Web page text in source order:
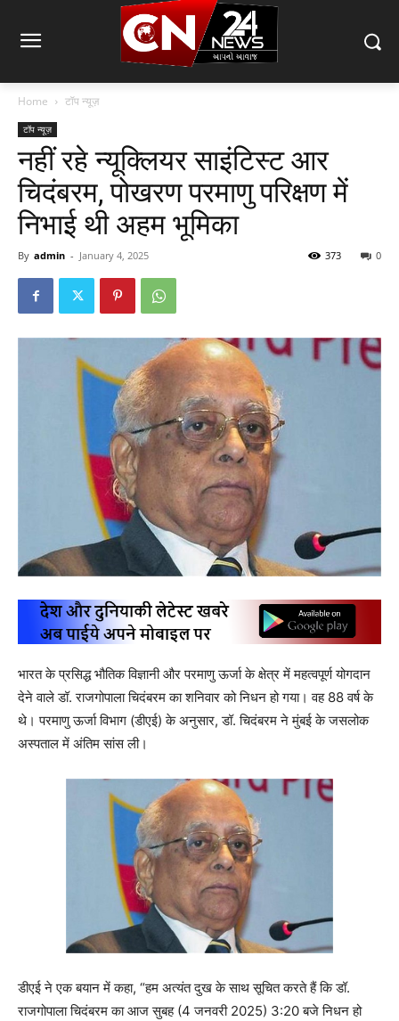
Home टॉप न्यूज़
टॉप न्यूज़
नहीं रहे न्यूक्लियर साइंटिस्ट आर
चिदंबरम, पोखरण परमाणु परिक्षण में
निभाई थी अहम भूमिका
By admin - January 4, 2025 0
373
भारत के प्रसिद्ध भौतिक विज्ञानी और परमाणु ऊर्जा के क्षेत्र में महत्वपूर्ण योगदान
देने वाले डॉ. राजगोपाला चिदंबरम का शनिवार को निधन हो गया। वह 88 वर्ष के
थे। परमाणु ऊर्जा विभाग (डीएई) के अनुसार, डॉ. चिदंबरम ने मुंबई के जसलोक
अस्पताल में अंतिम सांस ली।
डीएई ने एक बयान में कहा, “हम अत्यंत दुख के साथ सूचित करते हैं कि डॉ.
राजगोपाला चिदंबरम का आज सुबह (4 जनवरी 2025) 3:20 बजे निधन हो